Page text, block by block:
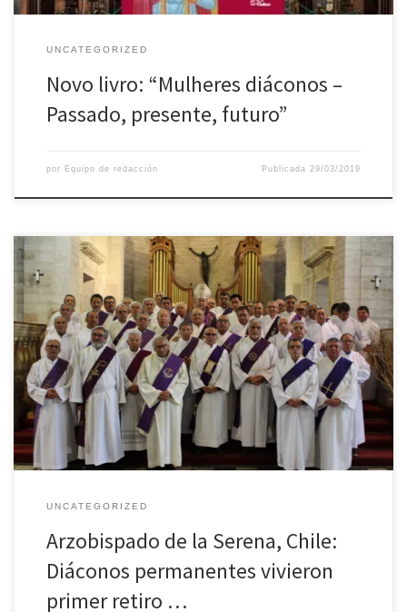
UNCATEGORIZED
Novo livro: “Mulheres diáconos –
Passado, presente, futuro”
por Equipo de redacción Publicada29/03/2019
La actividad tuvo lugar en la casa de ejercicios El Tránsito de La
Serena. Entre los días 22 y 24 de marzo, los diáconos
permanentes que sirven en parroquias, comunidades y unidades
pastorales de la Arquidiócesis participaron del Primer Retiro
Espiritual 2019. En la ocasión, los asistentes vivieron momentos de
[…]
UNCATEGORIZED
Arzobispado de la Serena, Chile:
Diáconos permanentes vivieron
primer retiro …